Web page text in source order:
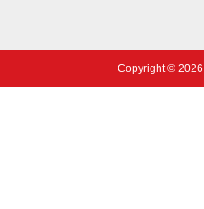
Copyright ©